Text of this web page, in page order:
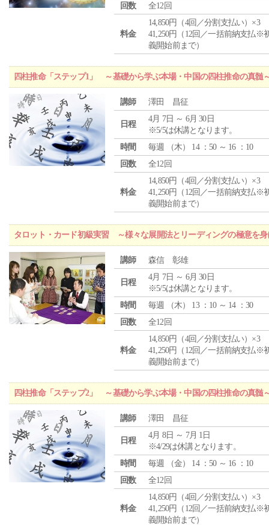
回数
全12回
料金
14,850円（4回／分割支払い）×3
41,250円（12回／一括前納支払※
義開始前まで）
四柱推命「ステップ1」 ～基礎から学ぶ本場・中国の四柱推命の真髄
講師 澤田 昌征
日程
4月 7日 ～ 6月 30日
※5/5は休講となります。
時間
毎週 （木） 14 ：50 ～ 16 ：10
回数
全12回
料金
14,850円（4回／分割支払い）×3
41,250円（12回／一括前納支払※
義開始前まで）
タロット・カード初級実習 ～様々な展開法とリーディングの極意を身
講師 森信 彰雄
日程
4月 7日 ～ 6月 30日
※5/5は休講となります。
時間
毎週 （木） 13 ：10 ～ 14 ：30
回数
全12回
料金
14,850円（4回／分割支払い）×3
41,250円（12回／一括前納支払※
義開始前まで）
四柱推命「ステップ2」 ～基礎から学ぶ本場・中国の四柱推命の真髄
講師 澤田 昌征
日程
4月 8日 ～ 7月 1日
※4/29は休講となります。
時間
毎週 （金） 14 ：50 ～ 16 ：10
回数
全12回
料金
14,850円（4回／分割支払い）×3
41,250円（12回／一括前納支払※
義開始前まで）